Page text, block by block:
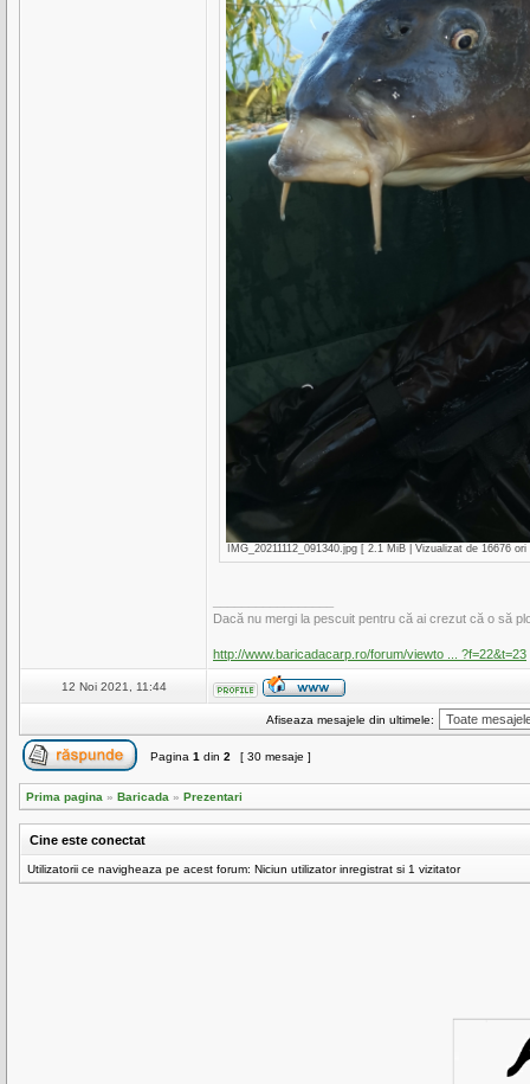
IMG_20211112_091340.jpg [ 2.1 MiB | Vizualizat de 16676 ori
Dacă nu mergi la pescuit pentru că ai crezut că o să
http://www.baricadacarp.ro/forum/viewto ... ?f=22&t=23
12 Noi 2021, 11:44
Afiseaza mesajele din ultimele:
Pagina 1 din 2 [ 30 mesaje ]
Prima pagina » Baricada » Prezentari
Cine este conectat
Utilizatorii ce navigheaza pe acest forum: Niciun utilizator inregistrat si 1 vizitator